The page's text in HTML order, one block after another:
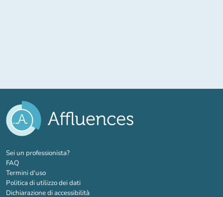
Sei un professionista?(nuova scheda)
FAQ
Termini d'uso
Politica di utilizzo dei dati
Dichiarazione di accessibilità